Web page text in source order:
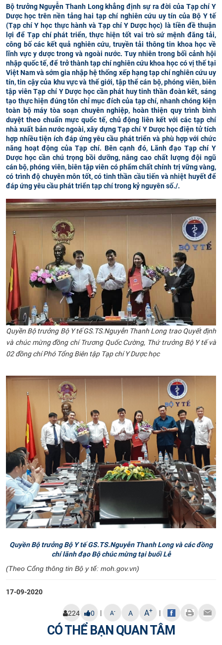
Bộ trưởng Nguyễn Thanh Long khẳng định sự ra đời của Tạp chí Y
Dược học trên nền tảng hai tạp chí nghiên cứu uy tín của Bộ Y tế
(Tạp chí Y học thực hành và Tạp chí Y Dược học) là tiền đề thuận
lợi để Tạp chí phát triển, thực hiện tốt vai trò sứ mệnh đăng tải,
công bố các kết quả nghiên cứu, truyền tải thông tin khoa học về
lĩnh vực y dược trong và ngoài nước. Tuy nhiên trong bối cảnh hội
nhập quốc tế, để trở thành tạp chí nghiên cứu khoa học có vị thế tại
Việt Nam và sớm gia nhập hệ thống xếp hạng tạp chí nghiên cứu uy
tín, tin cậy của khu vực và thế giới, tập thể cán bộ, phóng viên, biên
tập viên Tạp chí Y Dược học cần phát huy tinh thần đoàn kết, sáng
tạo thực hiện đúng tôn chỉ mục đích của tạp chí, nhanh chóng kiện
toàn bộ máy tòa soạn chuyên nghiệp, hoàn thiện quy trình bình
duyệt theo chuẩn mực quốc tế, chủ động liên kết với các tạp chí
nhà xuất bản nước ngoài, xây dựng Tạp chí Y Dược học điện tử tích
hợp nhiều tiện ích đáp ứng yêu cầu phát triển và phù hợp với chức
năng hoạt động của Tạp chí. Bên cạnh đó, Lãnh đạo Tạp chí Y
Dược học cần chú trọng bồi dưỡng, nâng cao chất lượng đội ngũ
cán bộ, phóng viên, biên tập viên có phẩm chất chính trị vững vàng,
có trình độ chuyên môn tốt, có tinh thần cầu tiến và nhiệt huyết để
đáp ứng yêu cầu phát triển tạp chí trong kỷ nguyên số./.
Quyền Bộ trưởng Bộ Y tế GS.TS.Nguyễn Thanh Long trao Quyết định
và chúc mừng đồng chí Trương Quốc Cường, Thứ trưởng Bộ Y tế và
02 đồng chí Phó Tổng Biên tập Tạp chí Y Dược học
Quyền Bộ trưởng Bộ Y tế GS.TS.Nguyễn Thanh Long và các đồng
chí lãnh đạo Bộ chúc mừng tại buổi Lễ
(Theo Cổng thông tin Bộ y tế: moh.gov.vn)
17-09-2020
224 0 | A- A A+ |
CÓ THỂ BẠN QUAN TÂM